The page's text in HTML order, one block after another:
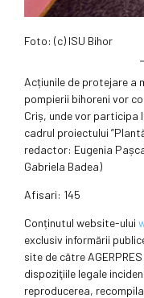
Foto: (c) ISU Bihor
Acțiunile de protejare a
pompierii bihoreni vor
Criș, unde vor participa
cadrul proiectului
redactor: Eugenia
Gabriela Badea)
Afisari: 145
Conținutul website-ului
exclusiv informării
site de către
dispoziţiile legale
reproducerea,